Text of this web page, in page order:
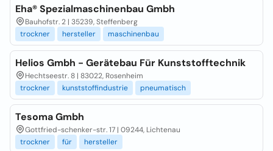
Eha® Spezialmaschinenbau Gmbh
Bauhofstr. 2 | 35239, Steffenberg
trockner
hersteller maschinenbau
Helios Gmbh - Gerätebau Für Kunststofftechnik
Hechtseestr. 8 | 83022, Rosenheim
trockner
kunststoffindustrie pneumatisch
Tesoma Gmbh
Gottfried-schenker-str. 17 | 09244, Lichtenau
trockner
für hersteller